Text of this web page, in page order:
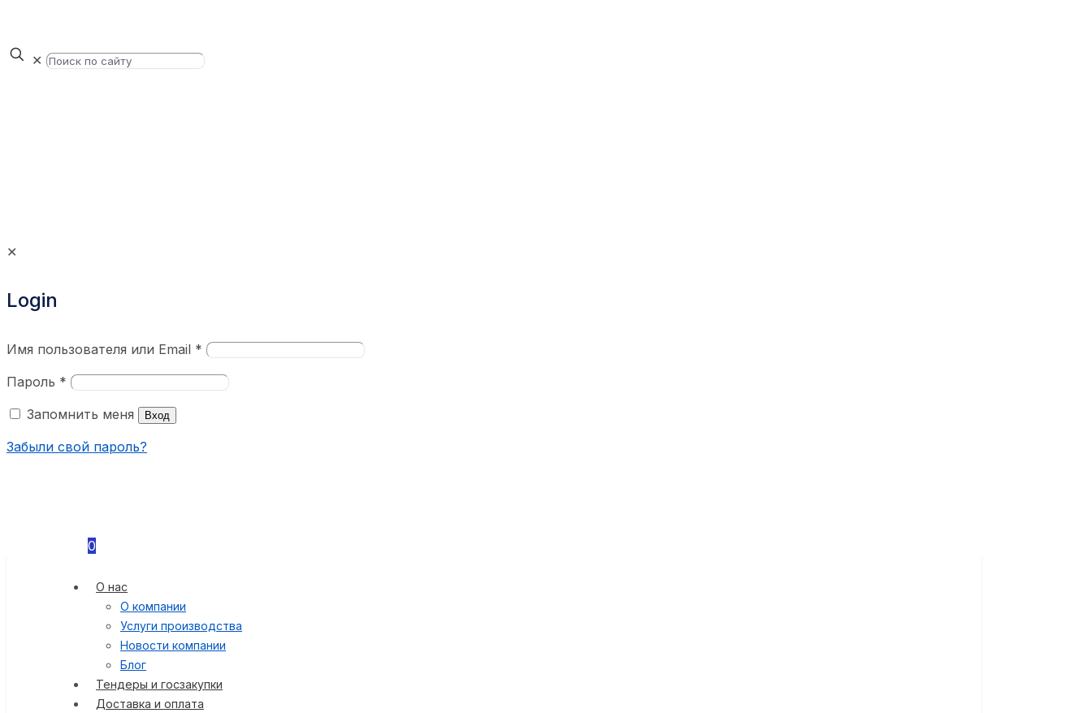
✕
✕
Login
Имя пользователя или Email *
Пароль *
Запомнить меня
Вход
Забыли свой пароль?
0
О нас
О компании
Услуги производства
Новости компании
Блог
Тендеры и госзакупки
Доставка и оплата